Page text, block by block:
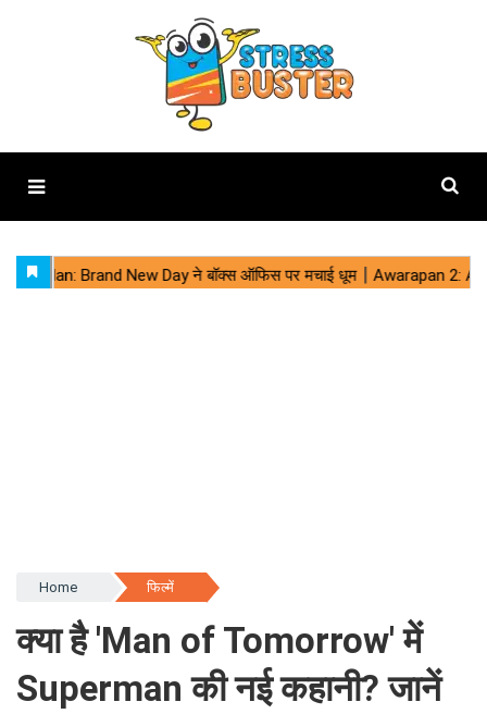
Home फिल्में
क्या है 'Man of Tomorrow' में
Superman की नई कहानी? जानें